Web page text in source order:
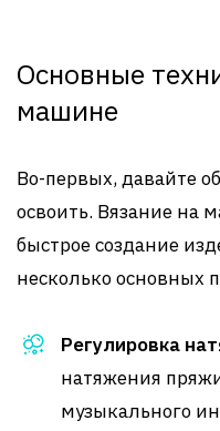
Основные
машине
Во-первых, давайте
освоить. Вязание на
быстрое создание
несколько основных
Регулировка
натяжения
музыкального